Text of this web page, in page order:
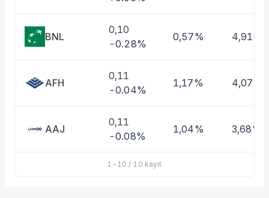
BNL
0,10
-0.28%
0,57% 4,91%
AFH
0,11
-0.04%
1,17% 4,07%
AAJ
0,11
-0.08%
1,04% 3,68%
1 - 10 / 10 kayıt